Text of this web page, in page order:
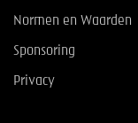
Normen en Waarden
Sponsoring
Privacy